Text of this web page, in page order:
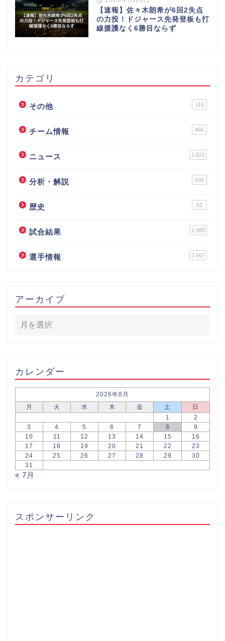
【速報】佐々木朗希が6回2失点
の力投！ドジャース先発登板も打
線援護なく6勝目ならず
カテゴリ
その他 119
チーム情報 466
ニュース 1,622
分析・解説 935
歴史 62
試合結果 1,980
選手情報 2,667
アーカイブ
カレンダー
2026年8月
月
火 水 木 金 土
日
1
2
3
4 5 6 7 8
9
10
11 12 13 14 15
16
17
18 19 20 21 22
23
24
25 26 27 28 29
30
31
« 7月
スポンサーリンク